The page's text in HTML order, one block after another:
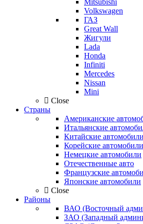
Mitsubishi
Volkswagen
ГАЗ
Great Wall
Жигули
Lada
Honda
Infiniti
Mercedes
Nissan
Mini
Close
Страны
Американские
Итальянские
Китайские автомобили
Корейские автомобили
Немецкие автомобили
Отечественные авто
Французские
Японские автомобили
Close
Районы
ВАО (Восточный
ЗАО (Западный